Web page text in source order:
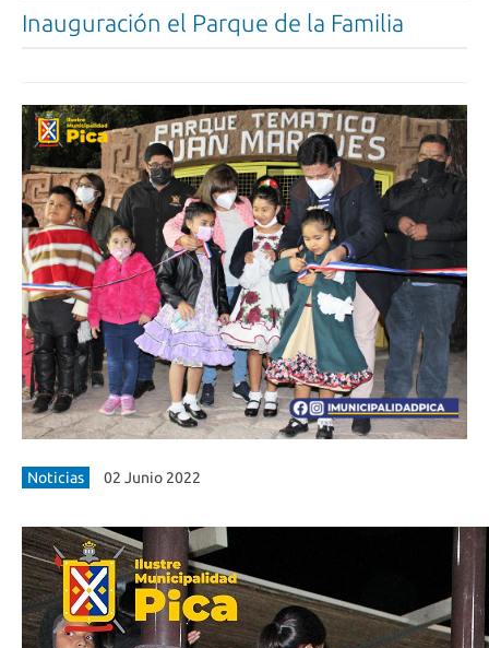
Inauguración el Parque de la Familia
Noticias 02 Junio 2022